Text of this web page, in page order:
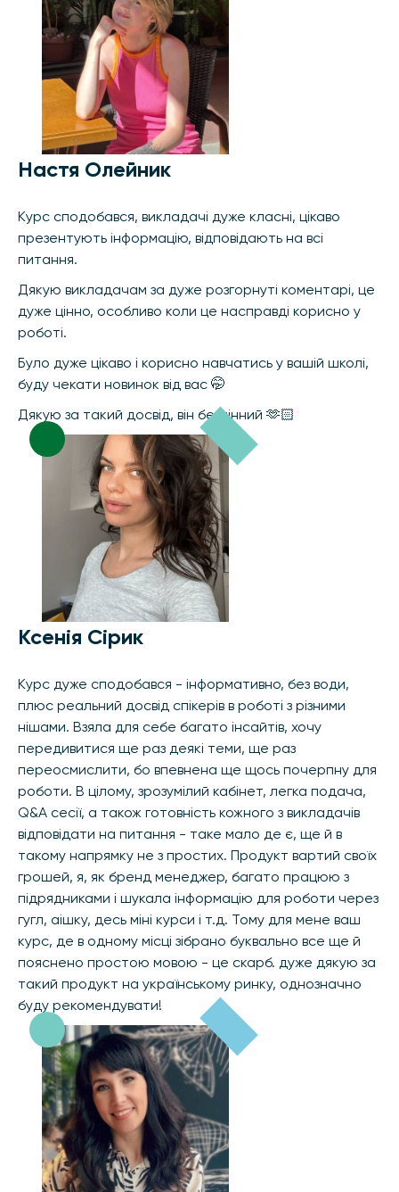
Настя Олейник
Курс сподобався, викладачі дуже класні, цікаво
презентують інформацію, відповідають на всі
питання.
Дякую викладачам за дуже розгорнуті коментарі, це
дуже цінно, особливо коли це насправді корисно у
роботі.
Було дуже цікаво і корисно навчатись у вашій школі,
буду чекати новинок від вас 🤭
Дякую за такий досвід, він безцінний 🫶🏻
Ксенія Сірик
Курс дуже сподобався - інформативно, без води,
плюс реальний досвід спікерів в роботі з різними
нішами. Взяла для себе багато інсайтів, хочу
передивитися ще раз деякі теми, ще раз
переосмислити, бо впевнена ще щось почерпну для
роботи. В цілому, зрозумілий кабінет, легка подача,
Q&A сесії, а також готовність кожного з викладачів
відповідати на питання - таке мало де є, ще й в
такому напрямку не з простих. Продукт вартий своїх
грошей, я, як бренд менеджер, багато працюю з
підрядниками і шукала інформацію для роботи через
гугл, аішку, десь міні курси і т.д. Тому для мене ваш
курс, де в одному місці зібрано буквально все ще й
пояснено простою мовою - це скарб. дуже дякую за
такий продукт на українському ринку, однозначно
буду рекомендувати!